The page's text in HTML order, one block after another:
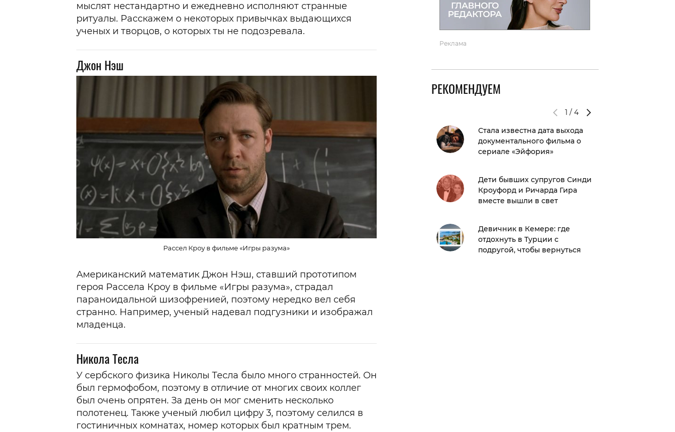
мыслят нестандартно и ежедневно исполняют странные
ритуалы. Расскажем о некоторых привычках выдающихся
ученых и творцов, о которых ты не подозревала.
Джон Нэш
Рассел Кроу в фильме «Игры разума»
Американский математик Джон Нэш, ставший прототипом
героя Рассела Кроу в фильме «Игры разума», страдал
параноидальной шизофренией, поэтому нередко вел себя
странно. Например, ученый надевал подгузники и изображал
младенца.
Никола Тесла
У сербского физика Николы Тесла было много странностей. Он
был гермофобом, поэтому в отличие от многих своих коллег
был очень опрятен. За день он мог сменить несколько
полотенец. Также ученый любил цифру 3, поэтому селился в
гостиничных комнатах, номер которых был кратным трем.
Реклама
РЕКОМЕНДУЕМ
1 /4
Стала известна дата выхода
документального фильма о
сериале «Эйфория»
Дети бывших супругов Синди
Кроуфорд и Ричарда Гира
вместе вышли в свет
Девичник в Кемере: где
отдохнуть в Турции с
подругой, чтобы вернуться